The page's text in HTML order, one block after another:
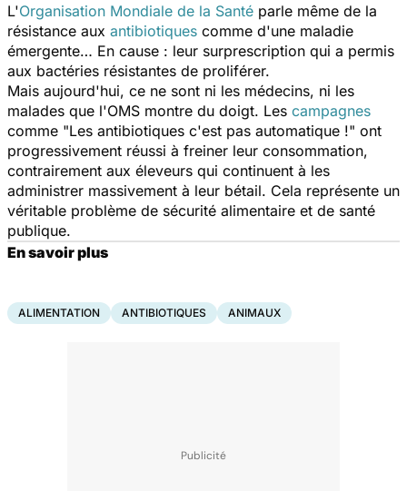
L'Organisation Mondiale de la Santé parle même de la
résistance aux antibiotiques comme d'une maladie
émergente… En cause : leur surprescription qui a permis
aux bactéries résistantes de proliférer.
Mais aujourd'hui, ce ne sont ni les médecins, ni les
malades que l'OMS montre du doigt. Les campagnes
comme "Les antibiotiques c'est pas automatique !" ont
progressivement réussi à freiner leur consommation,
contrairement aux éleveurs qui continuent à les
administrer massivement à leur bétail. Cela représente un
véritable problème de sécurité alimentaire et de santé
publique.
En savoir plus
ALIMENTATION ANTIBIOTIQUES ANIMAUX